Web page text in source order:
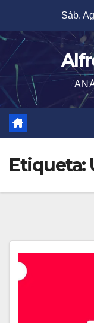
contenido
Sáb.
Etiqueta: